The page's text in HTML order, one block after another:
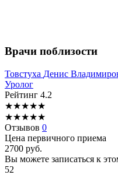
Врачи поблизости
Товстуха Денис
Уролог
Рейтинг 4.2
★★★★★
★★★★★
Отзывов 0
Цена первичного приема
2700 руб.
Вы можете записаться к
52